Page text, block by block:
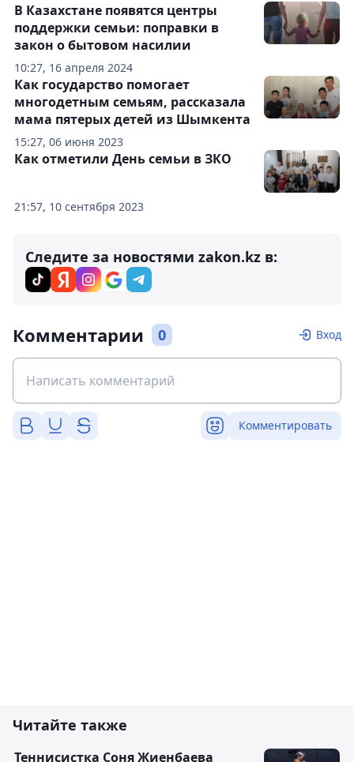
10:27, 16 апреля 2024
В Казахстане появятся центры
поддержки семьи: поправки в
закон о бытовом насилии
15:27, 06 июня 2023
Как государство помогает
многодетным семьям, рассказала
мама пятерых детей из Шымкента
21:57, 10 сентября 2023
Как отметили День семьи в ЗКО
Следите за новостями zakon.kz в:
Комментарии 0 Вход
Комментировать
Читайте также
Теннисистка Соня Жиенбаева